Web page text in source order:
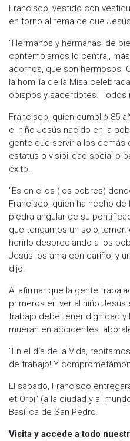
Francisco, vestido con
en torno al tema de que
"Hermanos y hermanas, de
contemplamos lo central,
adornos, que son hermosos.
la homilía de la Misa
obispos y sacerdotes. Todos
Francisco, quien cumplió 85
el niño Jesús nacido en la
gente que servir a los
estatus o visibilidad social o
éxito.
"Es en ellos (los pobres)
Francisco, quien ha hecho
piedra angular de su
que tengamos un solo
herirlo despreciando a los
Jesús los ama con cariño, y
dijo.
Al afirmar que la gente
primeros en ver al niño Jesús
trabajo debe tener dignidad
mueran en accidentes
"En el día de la Vida,
de trabajo! Y
El sábado, Francisco
et Orbi" (a la ciudad y al
Basílica de San Pedro.
Visita y accede a todo